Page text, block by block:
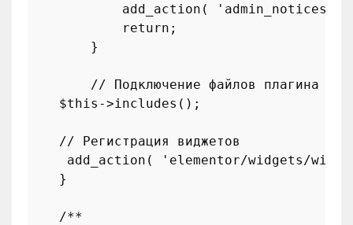
add_action ( 'admin_notices'
return ;
        }
// Подключение файлов плагина
$this ->includes ();
// Регистрация виджетов
add_action (
'elementor/widgets/
    }
/**